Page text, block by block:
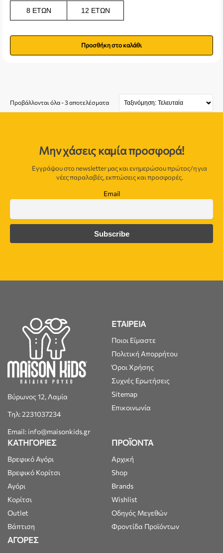
8 ΕΤΏΝ 12 ΕΤΏΝ
Προσθήκη στο καλάθι
Προβάλλονται όλα - 3 αποτελέσματα
Μην χάσεις καμία προσφορά!
Εγγράψου στο newsletter μας και ενημερώσου πρώτος/η για
νέες παραλαβές, εκπτώσεις και προσφορές.
Email
Βύρωνος 12, Λαμία
Τηλ: 2231037234
Email: info@maisonkids.gr
ΕΤΑΙΡΕΙΑ
Ποιοι Είμαστε
Πολιτική Απορρήτου
Όροι Χρήσης
Συχνές Ερωτήσεις
Sitemap
Επικοινωνία
ΚΑΤΗΓΟΡΙΕΣ
Βρεφικό Αγόρι
Βρεφικό Κορίτσι
Αγόρι
Κορίτσι
Outlet
Βάπτιση
ΠΡΟΪΟΝΤΑ
Αρχική
Shop
Brands
Wishlist
Οδηγός Μεγεθών
Φροντίδα Προϊόντων
ΑΓΟΡΕΣ